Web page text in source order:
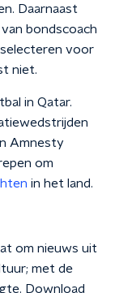
Daarnaast
bondscoach
voor
niet.
in Qatar.
Amnesty
om
in het land.
om nieuws uit
met de
Download